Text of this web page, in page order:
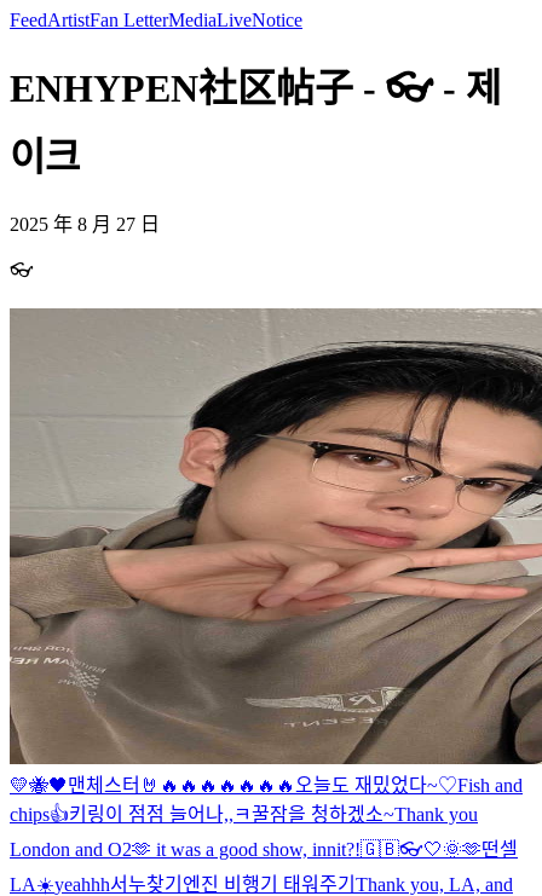
FeedArtistFan LetterMediaLiveNotice
ENHYPEN社区帖子 - 👓 - 제
이크
2025 年 8 月 27 日
👓
💛🐝🖤맨체스터🤘🔥🔥🔥🔥🔥🔥🔥 오늘도 재밌었다~♡Fish and
chips👍키링이 점점 늘어나,,ㅋ꿀잠을 청하겠소~Thank you
London and O2🫶 it was a good show, innit?!🇬🇧👓🤍🌞🫶떤셀
LA☀️yeahhh서누찾기 엔진 비행기 태워주기 Thank you, LA, and